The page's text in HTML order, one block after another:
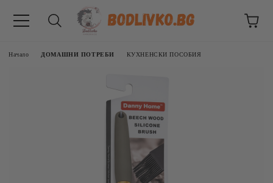
Начало ДОМАШНИ ПОТРЕБИ КУХНЕНСКИ ПОСОБИЯ